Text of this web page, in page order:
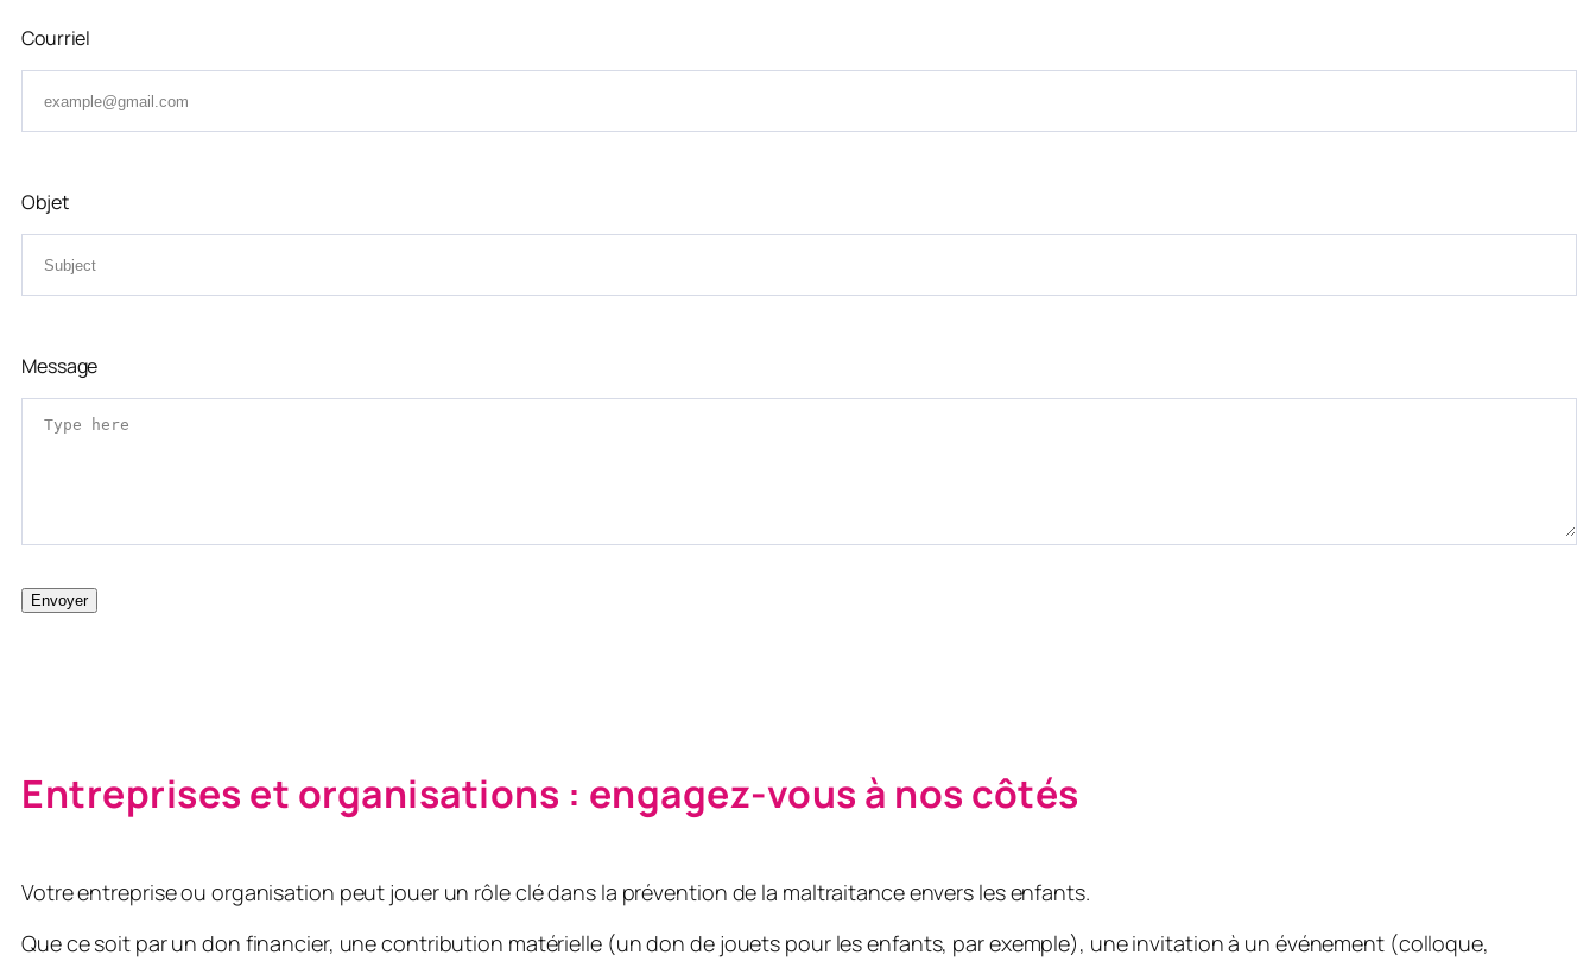
Courriel
Objet
Message
Envoyer
Entreprises et organisations : engagez-vous à nos côtés
Votre entreprise ou organisation peut jouer un rôle clé dans la prévention de la maltraitance envers les enfants.
Que ce soit par un don financier, une contribution matérielle (un don de jouets pour les enfants, par exemple), une invitation à un événement (colloque,